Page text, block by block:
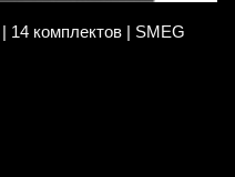
комплектов | SMEG